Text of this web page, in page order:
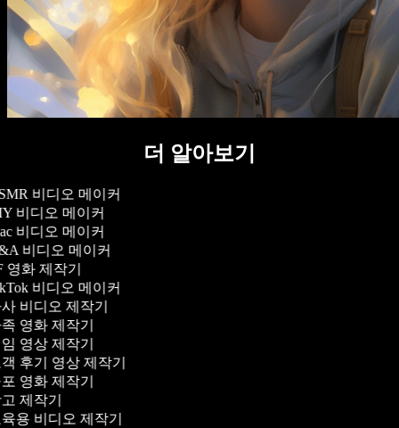
더 알아보기
비디오 메이커
비디오 메이커
비디오 메이커
비디오 메이커
영화 제작기
비디오 메이커
비디오 제작기
영화 제작기
영상 제작기
후기 영상 제작기
영화 제작기
제작기
용 비디오 제작기